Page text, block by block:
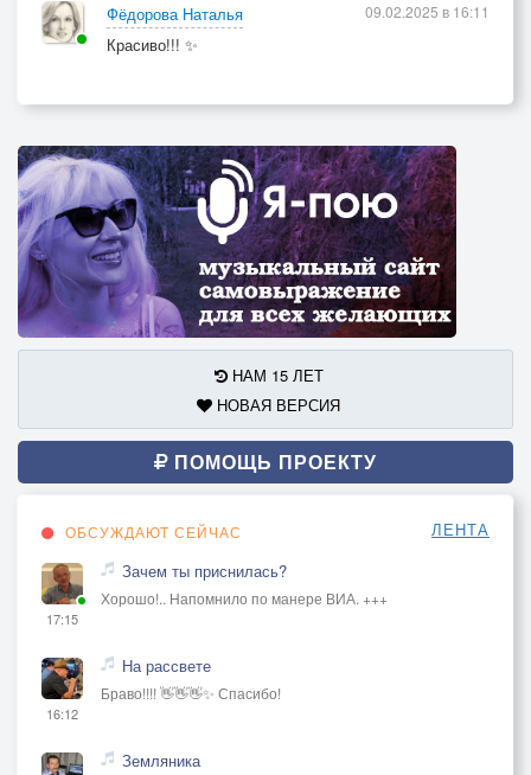
Фёдорова Наталья
Красиво!!! ✨
09.02.2025 в 16:11
НАМ 15 ЛЕТ
НОВАЯ ВЕРСИЯ
ПОМОЩЬ ПРОЕКТУ
ОБСУЖДАЮТ СЕЙЧАС ЛЕНТА
17:15
Зачем ты приснилась?
Хорошо!.. Напомнило по манере ВИА. +++
16:12
На рассвете
Браво!!!! 👋👋👋✨ Спасибо!
Земляника